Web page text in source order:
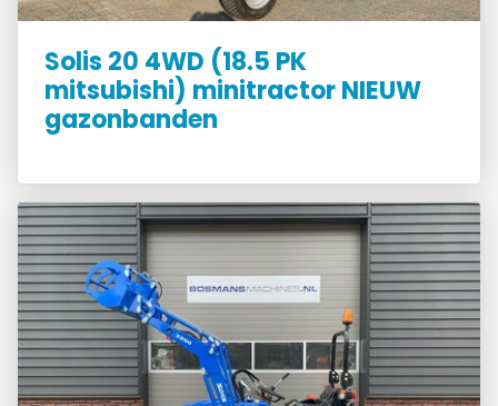
Solis 20 4WD (18.5 PK
mitsubishi) minitractor NIEUW
gazonbanden